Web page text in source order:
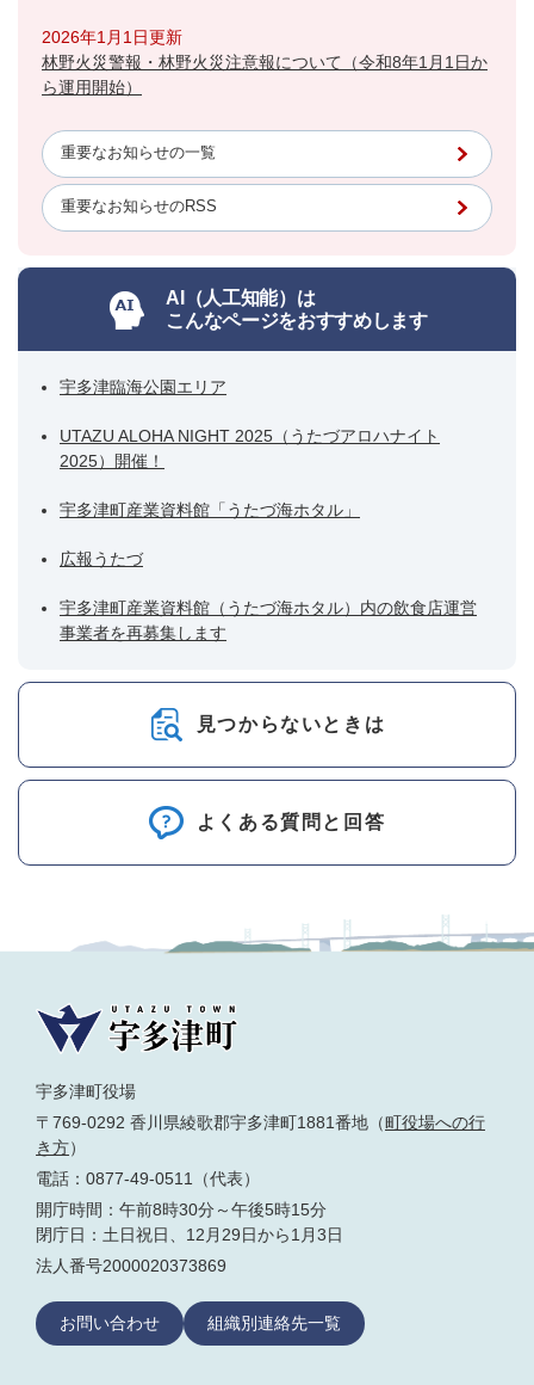
2026年1月1日更新
林野火災警報・林野火災注意報について（令和8年1月1日か
ら運用開始）
重要なお知らせの一覧
重要なお知らせのRSS
AI（人工知能）は
こんなページをおすすめします
宇多津臨海公園エリア
UTAZU ALOHA NIGHT 2025（うたづアロハナイト
2025）開催！
宇多津町産業資料館「うたづ海ホタル」
広報うたづ
宇多津町産業資料館（うたづ海ホタル）内の飲食店運営
事業者を再募集します
見つからないときは
よくある質問と回答
宇多津町役場
〒769-0292 香川県綾歌郡宇多津町1881番地（町役場への行
き方）
電話：0877-49-0511（代表）
開庁時間：午前8時30分～午後5時15分
閉庁日：土日祝日、12月29日から1月3日
法人番号2000020373869
お問い合わせ 組織別連絡先一覧